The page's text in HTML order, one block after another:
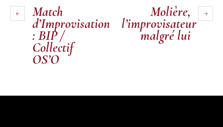
Match
d’Improvisation
: BIP /
Collectif
OS’O
Molière,
l’improvisateur
malgré lui